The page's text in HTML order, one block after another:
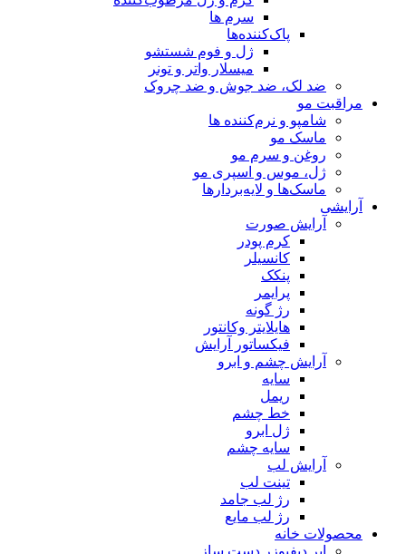
سرم ها
پاک‌کننده‌ها
ژل و فوم شستشو
میسلار واتر و تونر
ضد لک، ضد جوش و ضد چروک
مراقبت مو
شامپو و نرم‌کننده ها
ماسک مو
روغن و سرم مو
ژل، موس و اسپری مو
ماسک‌ها و لایه‌بردارها
آرایشی
آرایش صورت
کرم پودر
کانسیلر
پنکک
پرایمر
رژ گونه
هایلایتر وکانتور
فیکساتور آرایش
آرایش چشم و ابرو
سایه
ریمل
خط چشم
ژل ابرو
سایه چشم
آرایش لب
تینت لب
رژ لب جامد
رژ لب مایع
محصولات خانه
ایر دیفیوزر دست ساز